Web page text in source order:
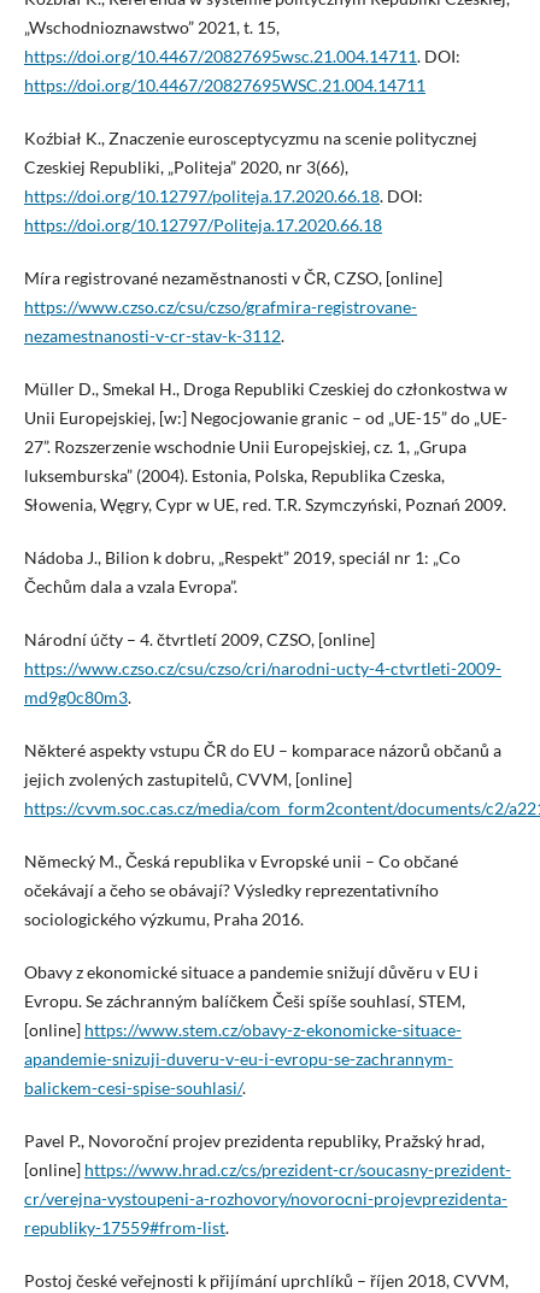
„Wschodnioznawstwo” 2021, t. 15,
https://doi.org/10.4467/20827695wsc.21.004.14711. DOI:
https://doi.org/10.4467/20827695WSC.21.004.14711
Koźbiał K., Znaczenie eurosceptycyzmu na scenie politycznej
Czeskiej Republiki, „Politeja” 2020, nr 3(66),
https://doi.org/10.12797/politeja.17.2020.66.18. DOI:
https://doi.org/10.12797/Politeja.17.2020.66.18
Míra registrované nezaměstnanosti v ČR, CZSO, [online]
https://www.czso.cz/csu/czso/grafmira-registrovane-
nezamestnanosti-v-cr-stav-k-3112.
Müller D., Smekal H., Droga Republiki Czeskiej do członkostwa w
Unii Europejskiej, [w:] Negocjowanie granic – od „UE-15” do „UE-
27”. Rozszerzenie wschodnie Unii Europejskiej, cz. 1, „Grupa
luksemburska” (2004). Estonia, Polska, Republika Czeska,
Słowenia, Węgry, Cypr w UE, red. T.R. Szymczyński, Poznań 2009.
Nádoba J., Bilion k dobru, „Respekt” 2019, speciál nr 1: „Co
Čechům dala a vzala Evropa”.
Národní účty – 4. čtvrtletí 2009, CZSO, [online]
https://www.czso.cz/csu/czso/cri/narodni-ucty-4-ctvrtleti-2009-
md9g0c80m3.
Některé aspekty vstupu ČR do EU – komparace názorů občanů a
jejich zvolených zastupitelů, CVVM, [online]
https://cvvm.soc.cas.cz/media/com_form2content/documents/c2/
Německý M., Česká republika v Evropské unii – Co občané
očekávají a čeho se obávají? Výsledky reprezentativního
sociologického výzkumu, Praha 2016.
Obavy z ekonomické situace a pandemie snižují důvěru v EU i
Evropu. Se záchranným balíčkem Češi spíše souhlasí, STEM,
[online] https://www.stem.cz/obavy-z-ekonomicke-situace-
apandemie-snizuji-duveru-v-eu-i-evropu-se-zachrannym-
balickem-cesi-spise-souhlasi/.
Pavel P., Novoroční projev prezidenta republiky, Pražský hrad,
[online] https://www.hrad.cz/cs/prezident-cr/soucasny-prezident-
cr/verejna-vystoupeni-a-rozhovory/novorocni-projevprezidenta-
republiky-17559#from-list.
Postoj české veřejnosti k přijímání uprchlíků – říjen 2018, CVVM,